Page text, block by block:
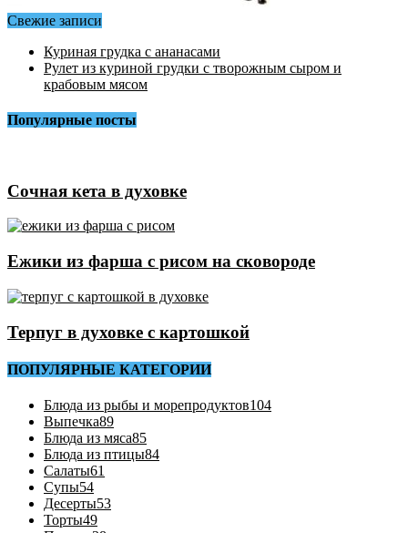
Свежие записи
Куриная грудка с ананасами
Рулет из куриной грудки с творожным сыром и
крабовым мясом
Популярные посты
Сочная кета в духовке
Ежики из фарша с рисом на сковороде
Терпуг в духовке с картошкой
ПОПУЛЯРНЫЕ КАТЕГОРИИ
Блюда из рыбы и морепродуктов104
Выпечка89
Блюда из мяса85
Блюда из птицы84
Салаты61
Супы54
Десерты53
Торты49